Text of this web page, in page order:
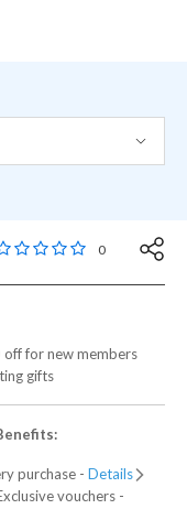
out of 5 Customer
0
for new members
gifts
purchase - Details
vouchers -